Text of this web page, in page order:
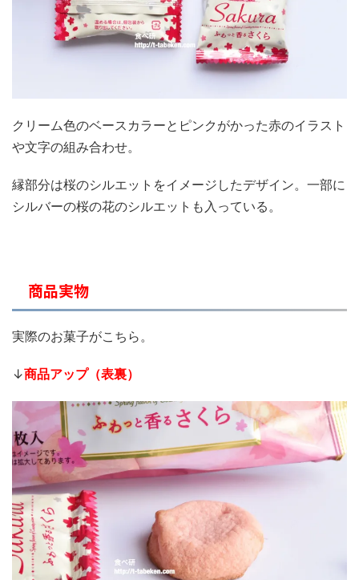
クリーム色のベースカラーとピンクがかった赤のイラスト
や文字の組み合わせ。
縁部分は桜のシルエットをイメージしたデザイン。一部に
シルバーの桜の花のシルエットも入っている。
商品実物
実際のお菓子がこちら。
↓商品アップ（表裏）